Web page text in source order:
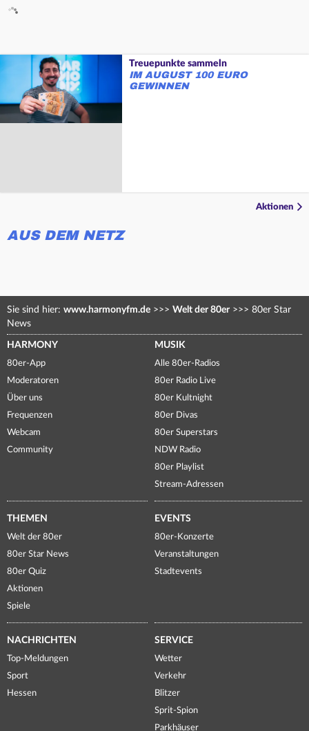
Treuepunkte sammeln
IM AUGUST 100 EURO
GEWINNEN
Aktionen
AUS DEM NETZ
Sie sind hier: www.harmonyfm.de >>> Welt der 80er >>> 80er Star
News
HARMONY
80er-App
Moderatoren
Über uns
Frequenzen
Webcam
Community
MUSIK
Alle 80er-Radios
80er Radio Live
80er Kultnight
80er Divas
80er Superstars
NDW Radio
80er Playlist
Stream-Adressen
THEMEN
Welt der 80er
80er Star News
80er Quiz
Aktionen
Spiele
EVENTS
80er-Konzerte
Veranstaltungen
Stadtevents
NACHRICHTEN
Top-Meldungen
Sport
Hessen
SERVICE
Wetter
Verkehr
Blitzer
Sprit-Spion
Parkhäuser